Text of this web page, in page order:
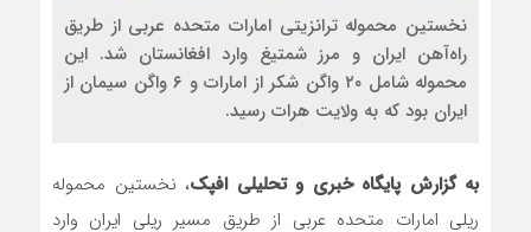
نخستین محموله ترانزیتی امارات متحده عربی از طریق
راه‌آهن ایران و مرز شمتیغ وارد افغانستان شد. این
محموله شامل ۲۰ واگن شکر از امارات و ۶ واگن سیمان از
ایران بود که به ولایت هرات رسید.
به گزارش پایگاه خبری و تحلیلی افپک، نخستین محموله
ریلی امارات متحده عربی از طریق مسیر ریلی ایران وارد